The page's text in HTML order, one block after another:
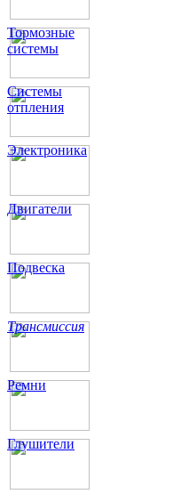
Тормозные
системы
Системы
отпления
Электроника
Двигатели
Подвеска
Трансмиссия
Ремни
Глушители